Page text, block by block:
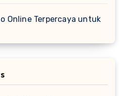
Online Terpercaya untuk